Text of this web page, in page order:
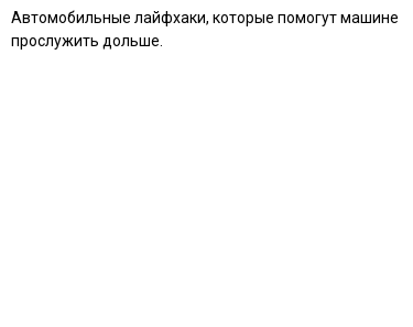
Автомобильные лайфхаки, которые помогут машине
прослужить дольше.